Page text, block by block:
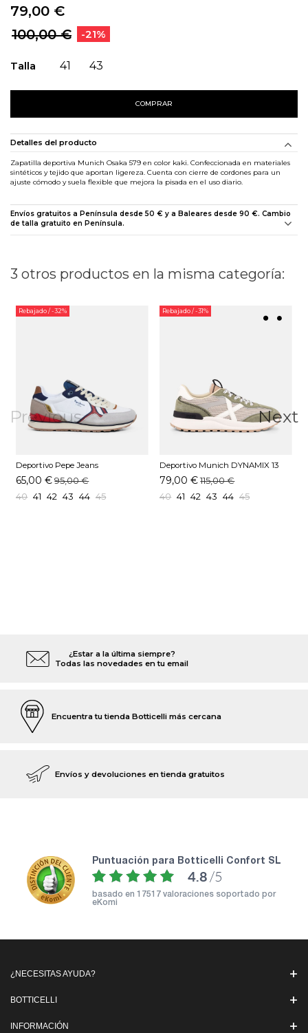
79,00 €
100,00 €
-21%
Talla 41 43
COMPRAR
Detalles del producto
Zapatilla deportiva Munich Osaka 579 en color kaki. Confeccionada en materiales
sintéticos y tejido que aportan ligereza. Cuenta con cierre de cordones para un
ajuste cómodo y suela flexible que mejora la pisada en el uso diario.
Envíos gratuitos a Península desde 50 € y a Baleares desde 90 €. Cambio
de talla gratuito en Península.
3 otros productos en la misma categoría:
Previous
Rebajado/ -32%
Deportivo Pepe Jeans
PMS400026 Blanco
65,00 € 95,00 €
40 41 42 43 44 45
Rebajado/ -31%
Deportivo Munich DYNAMIX 13
Kaki
79,00 € 115,00 €
40 41 42 43 44 45
Next
¿Estar a la última siempre?
Todas las novedades en tu email
Encuentra tu tienda Botticelli más cercana
Envíos y devoluciones en tienda gratuitos
puntuación para Botticelli Confort SL
4.8 /5
basado en 17517 valoraciones soportado por
eKomi
¿NECESITAS AYUDA?
BOTTICELLI
INFORMACIÓN